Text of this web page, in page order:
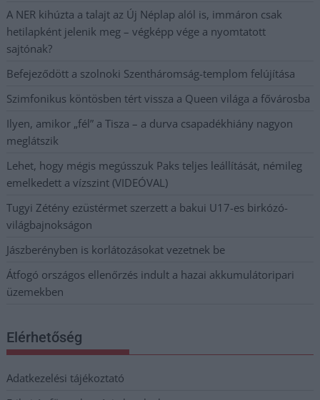
A NER kihúzta a talajt az Új Néplap alól is, immáron csak
hetilapként jelenik meg – végképp vége a nyomtatott
sajtónak?
Befejeződött a szolnoki Szentháromság-templom felújítása
Szimfonikus köntösben tért vissza a Queen világa a fővárosba
Ilyen, amikor „fél” a Tisza – a durva csapadékhiány nagyon
meglátszik
Lehet, hogy mégis megússzuk Paks teljes leállítását, némileg
emelkedett a vízszint (VIDEÓVAL)
Tugyi Zétény ezüstérmet szerzett a bakui U17-es birkózó-
világbajnokságon
Jászberényben is korlátozásokat vezetnek be
Átfogó országos ellenőrzés indult a hazai akkumulátoripari
üzemekben
Elérhetőség
Adatkezelési tájékoztató